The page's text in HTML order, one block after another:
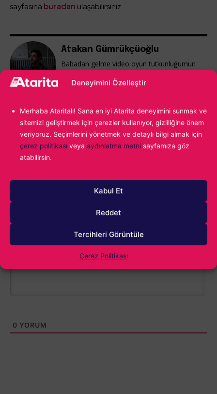
Deneyimini Özelleştir
Merhaba Ataritalı! Sana en iyi Atarita deneyimini sunmak ve
sitemizi geliştirmek için çerezler kullanıyor, gizliliğine önem
veriyoruz. Seçimlerini yönetmek ve detaylı bilgi almak için
çerez politikası veya aydınlatma metni sayfamıza göz
atabilirsin.
Kabul Et
Reddet
Tercihleri Görüntüle
Çerez Politikası
sayfasına buradan ulaşabilirsiniz.
Atakan Gümrükçüoğlu
Babadan gelme video oyun tutkunluğumun
sonunda tekrar oyun oynuyorum. Fighting
popülaritesine kadar uzanıyor...
0 YORUM